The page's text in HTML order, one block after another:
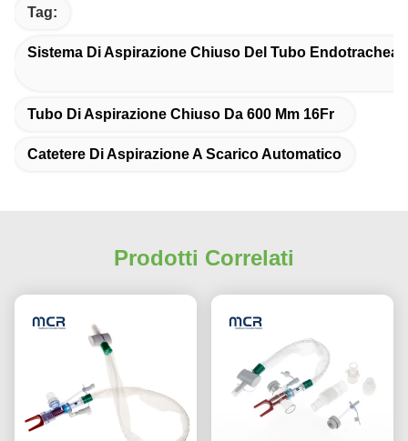
Tag:
Sistema Di Aspirazione Chiuso Del Tubo
Tubo Di Aspirazione Chiuso Da 600 Mm 16Fr
Catetere Di Aspirazione A Scarico Automatico
Prodotti Correlati